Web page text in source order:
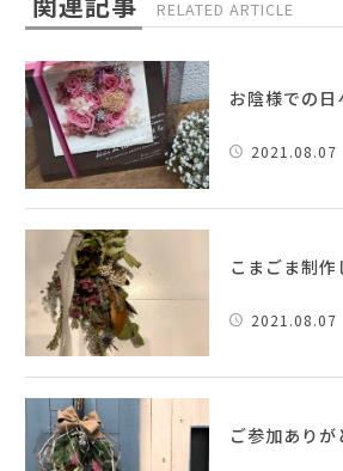
RELATED ARTICLE
お陰様での日
2021.08.07
こまごま制作
2021.08.07
ご参加ありが